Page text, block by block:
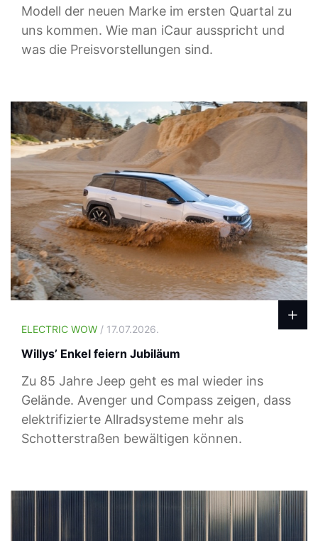
Modell der neuen Marke im ersten Quartal zu
uns kommen. Wie man iCaur ausspricht und
was die Preisvorstellungen sind.
ELECTRIC WOW / 17.07.2026.
Willys’ Enkel feiern Jubiläum
Zu 85 Jahre Jeep geht es mal wieder ins
Gelände. Avenger und Compass zeigen, dass
elektrifizierte Allradsysteme mehr als
Schotterstraßen bewältigen können.